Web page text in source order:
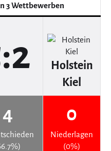
3 Wettbewerben
Holstein
Kiel
4 0
Niederlagen
(0%)